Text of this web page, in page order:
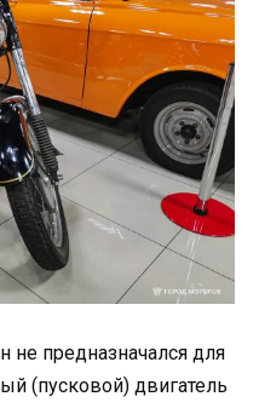
не предназначался для
(пусковой) двигатель